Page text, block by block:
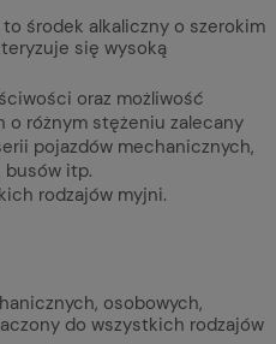
to środek alkaliczny o szerokim
się wysoką
oraz możliwość
o różnym stężeniu zalecany
pojazdów mechanicznych,
busów itp.
rodzajów myjni.
osobowych,
do wszystkich rodzajów